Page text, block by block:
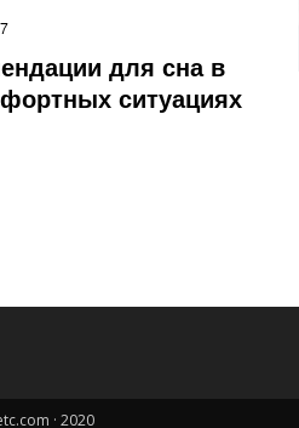
для сна в
ситуациях
· 2020